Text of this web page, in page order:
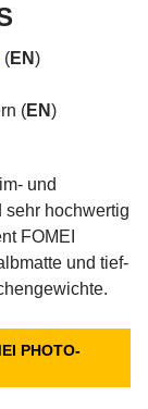
(EN)
(EN)
und
sehr hochwertig
FOMEI
und tief-
PHOTO-